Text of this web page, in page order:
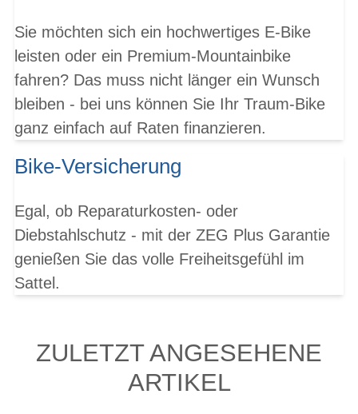
Sie möchten sich ein hochwertiges E-Bike
leisten oder ein Premium-Mountainbike
fahren? Das muss nicht länger ein Wunsch
bleiben - bei uns können Sie Ihr Traum-Bike
ganz einfach auf Raten finanzieren.
Bike-Versicherung
Egal, ob Reparaturkosten- oder
Diebstahlschutz - mit der ZEG Plus Garantie
genießen Sie das volle Freiheitsgefühl im
Sattel.
ZULETZT ANGESEHENE
ARTIKEL